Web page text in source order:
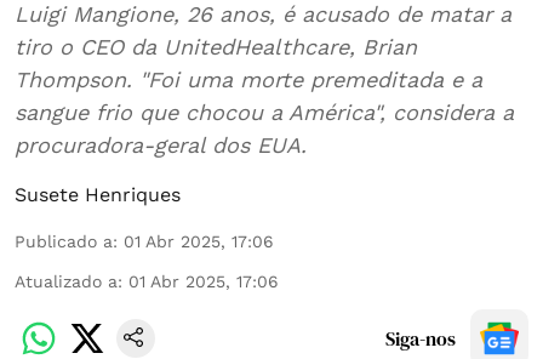
Luigi Mangione, 26 anos, é acusado de matar a
tiro o CEO da UnitedHealthcare, Brian
Thompson. "Foi uma morte premeditada e a
sangue frio que chocou a América", considera a
procuradora-geral dos EUA.
Susete Henriques
Publicado a: 01 Abr 2025, 17:06
Atualizado a: 01 Abr 2025, 17:06
Siga-nos